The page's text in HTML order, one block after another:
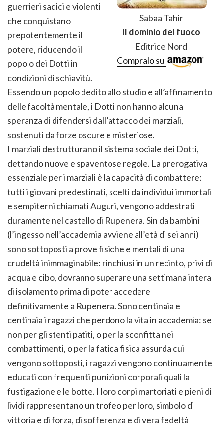
Sabaa Tahir
Il dominio del fuoco
Editrice Nord
Compralo su
guerrieri sadici e violenti
che conquistano
prepotentemente il
potere, riducendo il
popolo dei Dotti in
condizioni di schiavitù.
Essendo un popolo dedito allo studio e all’affinamento
delle facoltà mentale, i Dotti non hanno alcuna
speranza di difendersi dall’attacco dei marziali,
sostenuti da forze oscure e misteriose.
I marziali destrutturano il sistema sociale dei Dotti,
dettando nuove e spaventose regole. La prerogativa
essenziale per i marziali è la capacità di combattere:
tutti i giovani predestinati, scelti da individui immortali
e sempiterni chiamati Auguri, vengono addestrati
duramente nel castello di Rupenera. Sin da bambini
(l’ingesso nell’accademia avviene all’età di sei anni)
sono sottoposti a prove fisiche e mentali di una
crudeltà inimmaginabile: rinchiusi in un recinto, privi di
acqua e cibo, dovranno superare una settimana intera
di isolamento prima di poter accedere
definitivamente a Rupenera. Sono centinaia e
centinaia i ragazzi che perdono la vita in accademia: se
non per gli stenti patiti, o per la sconfitta nei
combattimenti, o per la fatica fisica assurda cui
vengono sottoposti, i ragazzi vengono continuamente
educati con frequenti punizioni corporali quali la
fustigazione e le botte. I loro corpi martoriati e pieni di
lividi rappresentano un trofeo per loro, simbolo di
vittoria e di forza, di sofferenza e di vera fedeltà